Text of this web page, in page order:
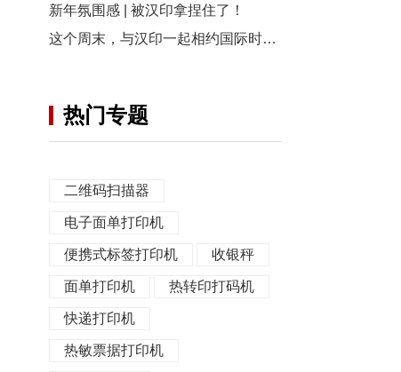
新年氛围感 | 被汉印拿捏住了！
这个周末，与汉印一起相约国际时尚周，更多惊喜盲盒等着你！
热门专题
二维码扫描器
电子面单打印机
便携式标签打印机 收银秤
面单打印机 热转印打码机
快递打印机
热敏票据打印机